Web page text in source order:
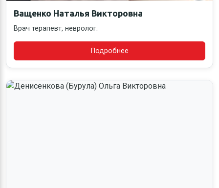
Ващенко Наталья Викторовна
Врач терапевт, невролог.
Подробнее